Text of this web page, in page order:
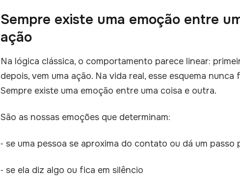
Sempre existe uma emoção entre
ação
Na lógica clássica, o comportamento parece linear:
depois, vem uma ação. Na vida real, esse esquema
Sempre existe uma emoção entre uma coisa e outra.
São as nossas emoções que determinam:
⁃ se uma pessoa se aproxima do contato ou dá um passo
⁃ se ela diz algo ou fica em silêncio